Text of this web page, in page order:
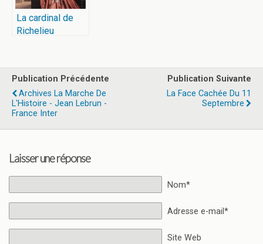
La cardinal de
Richelieu
Publication Précédente
Archives La Marche De
L'Histoire - Jean Lebrun -
France Inter
Publication Suivante
La Face Cachée Du 11
Septembre
Laisser une réponse
Nom*
Adresse e-mail*
Site Web